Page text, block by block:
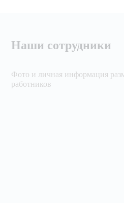
Наши сотрудники
Фото и личная информация
работников